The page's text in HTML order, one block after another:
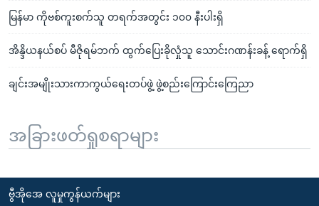
မြန်မာ ကိုဗစ်ကူးစက်သူ တရက်အတွင်း ၁၀၀ နီးပါးရှိ
အိန္ဒိယနယ်စပ် မီဇိုရမ်ဘက် ထွက်ပြေးခိုလှုံသူ သောင်းဂဏန်းခန့် ရောက်ရှိ
ချင်းအမျိုးသားကာကွယ်ရေးတပ်ဖွဲ့ ဖွဲ့စည်းကြောင်းကြေညာ
အခြားဖတ်ရှုစရာများ
ဗွီအိုအေ လူမှုကွန်ယက်များ